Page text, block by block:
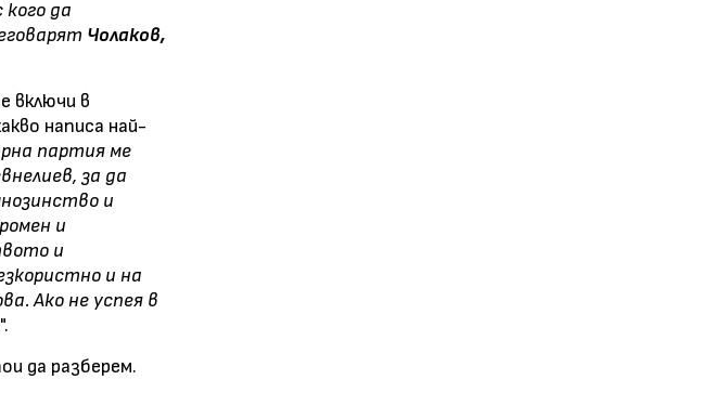
да
Чолаков,
включи в
написа най-
партия ме
за да
и
и
и
и на
Ако не успея в
".
да разберем.